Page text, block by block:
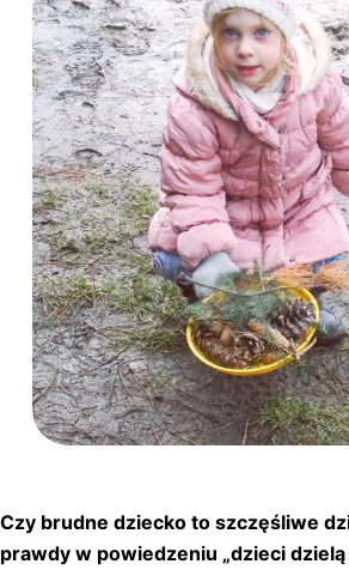
Czy brudne dziecko to szczęśliwe
prawdy w powiedzeniu „dzieci